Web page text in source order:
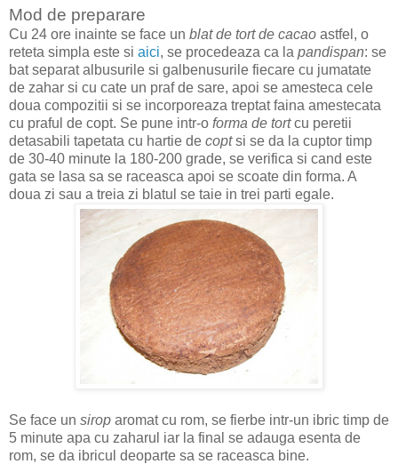
Mod de preparare
Cu 24 ore inainte se face un blat de tort de cacao astfel, o
reteta simpla este si aici, se procedeaza ca la pandispan: se
bat separat albusurile si galbenusurile fiecare cu jumatate
de zahar si cu cate un praf de sare, apoi se amesteca cele
doua compozitii si se incorporeaza treptat faina amestecata
cu praful de copt. Se pune intr-o forma de tortcu peretii
detasabili tapetata cu hartie de coptsi se da la cuptor timp
de 30-40 minute la 180-200 grade, se verifica si cand este
gata se lasa sa se raceasca apoi se scoate din forma. A
doua zi sau a treia zi blatul se taie in trei parti egale.
Se face un sirop aromat cu rom, se fierbe intr-un ibric timp de
5 minute apa cu zaharul iar la final se adauga esenta de
rom, se da ibricul deoparte sa se raceasca bine.